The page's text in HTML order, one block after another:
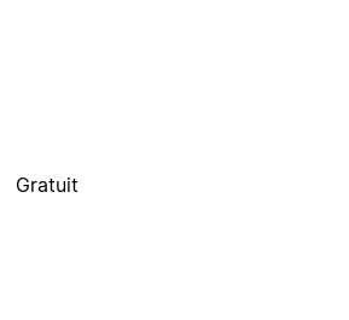
Gratuit